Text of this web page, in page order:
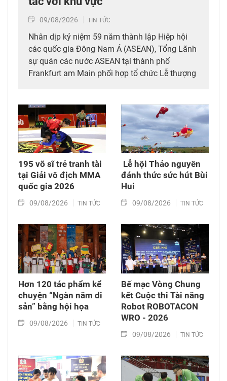
09/08/2026 TIN TỨC
Nhân dịp kỷ niệm 59 năm thành lập Hiệp hội
các quốc gia Đông Nam Á (ASEAN), Tổng Lãnh
sự quán các nước ASEAN tại thành phố
Frankfurt am Main phối hợp tổ chức Lễ thượng
cộng đồng ASEAN và đông đảo khách mời.
195 võ sĩ trẻ tranh tài
tại Giải vô địch MMA
quốc gia 2026
09/08/2026 TIN TỨC
​ Lễ hội Thảo nguyên
đánh thức sức hút Bùi
Hui
09/08/2026 TIN TỨC
Hơn 120 tác phẩm kể
chuyện “Ngàn năm di
sản” bằng hội họa
09/08/2026 TIN TỨC
Bế mạc Vòng Chung
kết Cuộc thi Tài năng
Robot ROBOTACON
WRO - 2026
09/08/2026 TIN TỨC